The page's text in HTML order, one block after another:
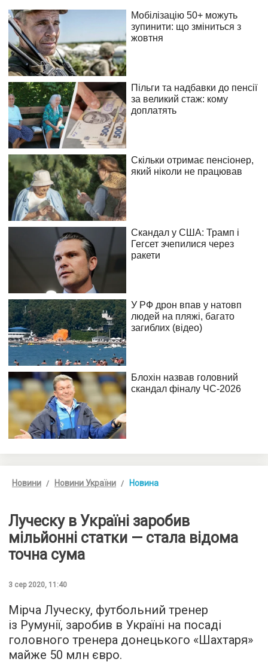
Новини Новини України Новина
Луческу в Україні заробив
мільйонні статки — стала відома
точна сума
3 сер 2020, 11:40
Мірча Луческу, футбольний тренер
із Румунії, заробив в Україні на посаді
головного тренера донецького «Шахтаря»
майже 50 млн євро.